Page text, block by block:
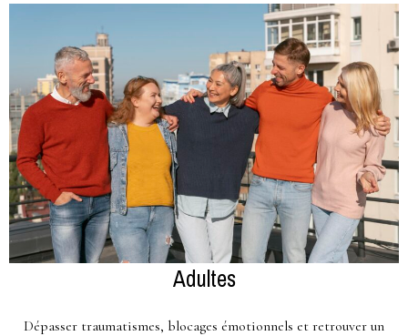
Adultes
Dépasser traumatismes, blocages émotionnels et retrouver un